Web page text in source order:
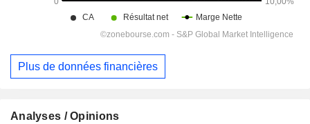
Plus de données financières
Analyses / Opinions